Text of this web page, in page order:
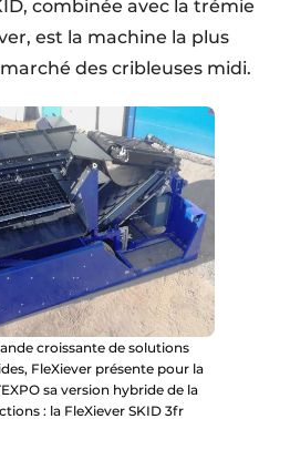
combinée avec la trémie
est la machine la plus
des cribleuses midi.
croissante de solutions
FleXiever présente pour la
sa version hybride de la
: la FleXiever SKID 3fr